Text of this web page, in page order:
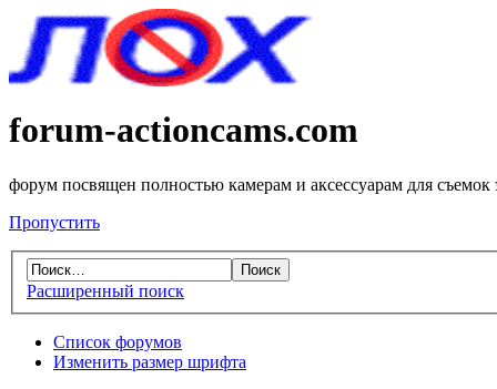
forum-actioncams.com
форум посвящен полностью камерам и аксессуарам для съемок
Пропустить
Расширенный поиск
Список форумов
Изменить размер шрифта